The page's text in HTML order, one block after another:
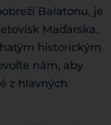
Balatonu, je
Maďarska.
historickým
nám, aby
z hlavných